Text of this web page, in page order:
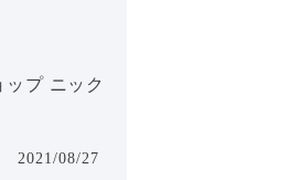
ップ ニック
2021/08/27